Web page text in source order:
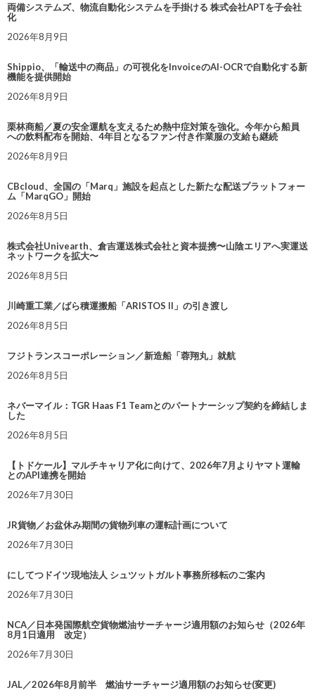
両備システムズ、物流自動化システムを手掛ける 株式会社APTを子会社
化
2026年8月9日
Shippio、「輸送中の商品」の可視化をInvoiceのAI-OCRで自動化する新
機能を提供開始
2026年8月9日
栗林商船／夏の安全運航を支えるため熱中症対策を強化。今年から船員
への飲料配布を開始、4年目となるファン付き作業服の支給も継続
2026年8月9日
CBcloud、全国の「Marq」施設を起点とした新たな配送プラットフォー
ム「MarqGO」開始
2026年8月5日
株式会社Univearth、倉吉運送株式会社と資本提携〜山陰エリアへ実運送
ネットワークを拡大〜
2026年8月5日
川崎重工業／ばら積運搬船「ARISTOS II」の引き渡し
2026年8月5日
フジトランスコーポレーション／新造船「蓉翔丸」就航
2026年8月5日
ネバーマイル：TGR Haas F1 Teamとのパートナーシップ契約を締結しま
した
2026年8月5日
【トドケール】マルチキャリア化に向けて、2026年7月よりヤマト運輸
とのAPI連携を開始
2026年7月30日
JR貨物／お盆休み期間の貨物列車の運転計画について
2026年7月30日
にしてつドイツ現地法人 シュツットガルト事務所移転のご案内
2026年7月30日
NCA／日本発国際航空貨物燃油サーチャージ適用額のお知らせ（2026年
8月1日適用 改定）
2026年7月30日
JAL／2026年8月前半 燃油サーチャージ適用額のお知らせ(変更)